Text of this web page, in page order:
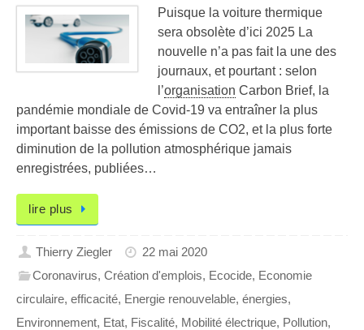
Puisque la voiture thermique
sera obsolète d’ici 2025 La
nouvelle n’a pas fait la une des
journaux, et pourtant : selon
l’organisation Carbon Brief, la
pandémie mondiale de Covid-19 va entraîner la plus
important baisse des émissions de CO2, et la plus forte
diminution de la pollution atmosphérique jamais
enregistrées, publiées…
lire plus
Thierry Ziegler
22 mai 2020
Coronavirus,Création d'emplois, Ecocide, Economie
circulaire, efficacité, Energie renouvelable, énergies,
Environnement, Etat, Fiscalité, Mobilité électrique, Pollution,